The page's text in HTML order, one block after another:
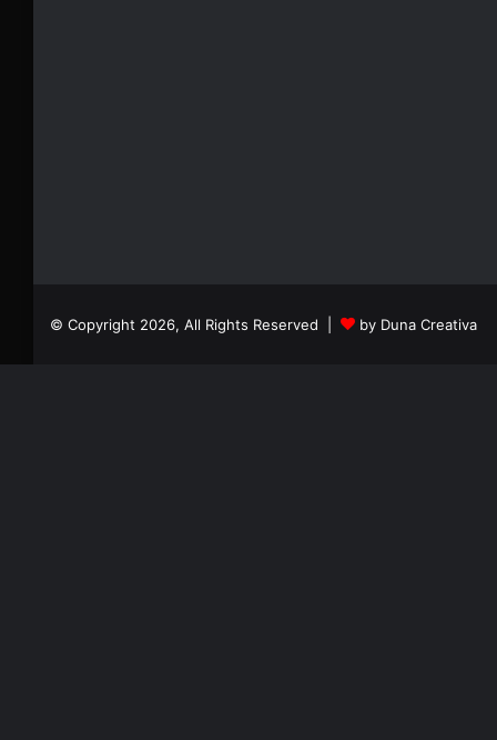
© Copyright 2026, All Rights Reserved | by Duna Creativa